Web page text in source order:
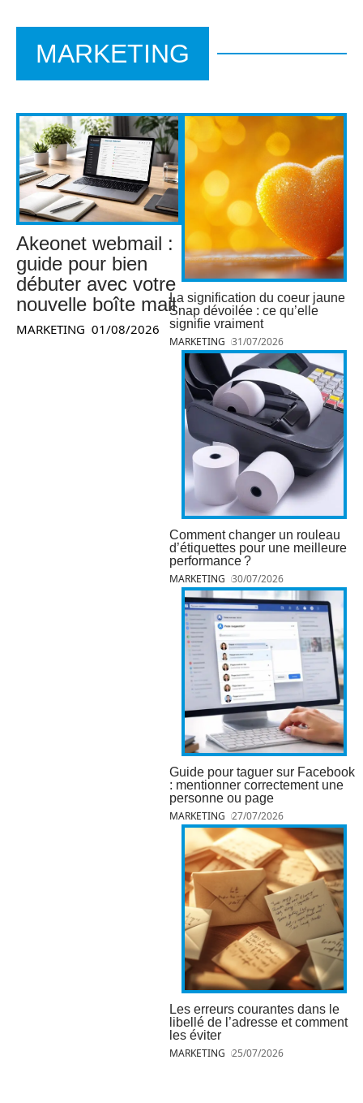
MARKETING
Akeonet webmail :
guide pour bien
débuter avec votre
nouvelle boîte mail
MARKETING 01/08/2026
La signification du coeur jaune
Snap dévoilée : ce qu’elle
signifie vraiment
MARKETING 31/07/2026
Comment changer un rouleau
d’étiquettes pour une meilleure
performance ?
MARKETING 30/07/2026
Guide pour taguer sur Facebook
: mentionner correctement une
personne ou page
MARKETING 27/07/2026
Les erreurs courantes dans le
libellé de l’adresse et comment
les éviter
MARKETING 25/07/2026